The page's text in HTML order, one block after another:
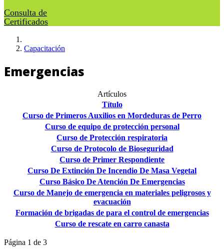
Consulta de
Certificados
Capacitación
Emergencias
Artículos
Título
Curso de Primeros Auxilios en Mordeduras de Perro
Curso de equipo de protección personal
Curso de Protección respiratoria
Curso de Protocolo de Bioseguridad
Curso de Primer Respondiente
Curso De Extinción De Incendio De Masa Vegetal
Curso Básico De Atención De Emergencias
Curso de Manejo de emergencia en materiales peligrosos y
evacuación
Formación de brigadas de para el control de emergencias
Curso de rescate en carro canasta
Página 1 de 3